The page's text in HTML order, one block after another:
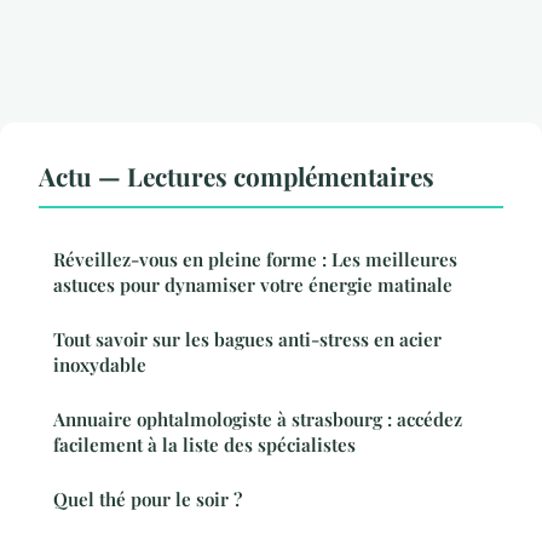
Actu — Lectures complémentaires
Réveillez-vous en pleine forme : Les meilleures
astuces pour dynamiser votre énergie matinale
Tout savoir sur les bagues anti-stress en acier
inoxydable
Annuaire ophtalmologiste à strasbourg : accédez
facilement à la liste des spécialistes
Quel thé pour le soir ?